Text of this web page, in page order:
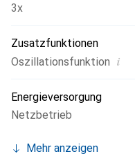
3x
Zusatzfunktionen
Oszillationsfunktion i
Energieversorgung
Netzbetrieb
Mehr anzeigen